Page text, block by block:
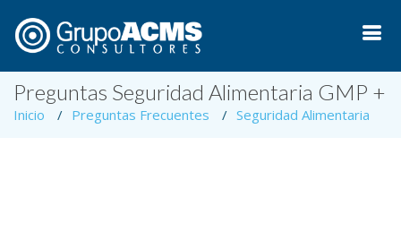
Preguntas Seguridad Alimentaria GMP +
Inicio Preguntas Frecuentes Seguridad Alimentaria